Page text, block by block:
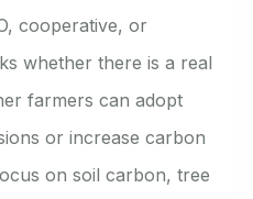
cooperative, or
whether there is a real
farmers can adopt
or increase carbon
on soil carbon, tree